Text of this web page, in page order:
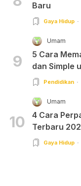
Baru
Gaya Hidup
9
Umam
5 Cara
dan Simple
Pendidikan
10
Umam
4 Cara
Terbaru
Gaya Hidup